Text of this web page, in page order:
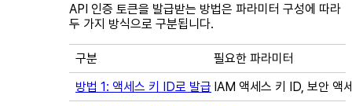
API 인증 토큰을 발급받는 방법은 파라미터 구성에 따라
두 가지 방식으로 구분됩니다.
구분
필요한 파라미터
방법 1: 액세스 키 ID로 발급 IAM 액세스 키 ID, 보안 액